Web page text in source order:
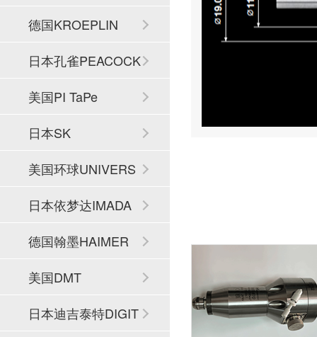
德国KROEPLIN
日本孔雀PEACOCK
美国PI TaPe
日本SK
美国环球UNIVERS
AL
日本依梦达IMADA
德国翰墨HAIMER
美国DMT
日本迪吉泰特DIGIT